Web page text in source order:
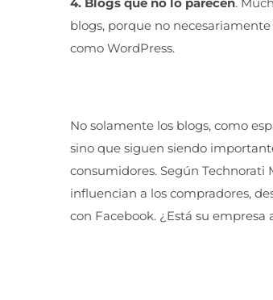
blogs, porque no
como WordPress.
No solamente los blogs, como
sino que siguen siendo
consumidores. Según Technorati
influencian a los compradores,
con Facebook. ¿Está su